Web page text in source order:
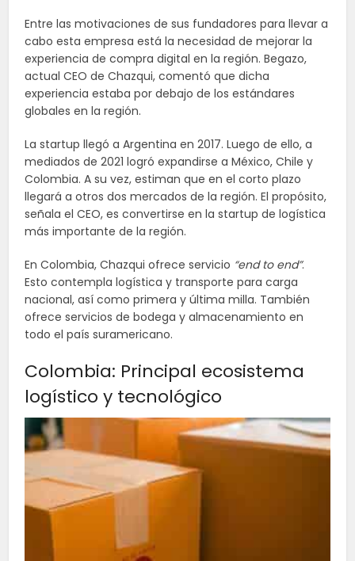
Entre las motivaciones de sus fundadores para llevar a
cabo esta empresa está la necesidad de mejorar la
experiencia de compra digital en la región. Begazo,
actual CEO de Chazqui, comentó que dicha
experiencia estaba por debajo de los estándares
globales en la región.
La startup llegó a Argentina en 2017. Luego de ello, a
mediados de 2021 logró expandirse a México, Chile y
Colombia. A su vez, estiman que en el corto plazo
llegará a otros dos mercados de la región. El propósito,
señala el CEO, es convertirse en la startup de logística
más importante de la región.
En Colombia, Chazqui ofrece servicio “end to end”.
Esto contempla logística y transporte para carga
nacional, así como primera y última milla. También
ofrece servicios de bodega y almacenamiento en
todo el país suramericano.
Colombia: Principal ecosistema
logístico y tecnológico